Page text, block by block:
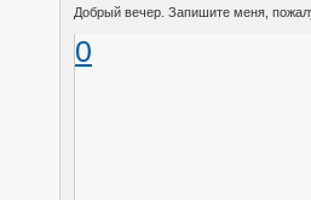
Добрый вечер. Запишите меня,
0